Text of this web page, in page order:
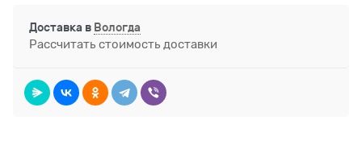
Доставка в Вологда
Рассчитать стоимость доставки